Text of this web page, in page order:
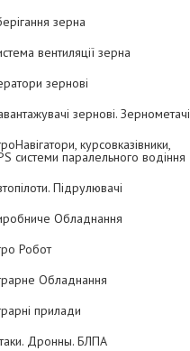
зерна
вентиляції зерна
зернові
зернові. Зернометачі
курсовказівники,
системи паралельного водіння
Підрулювачі
Обладнання
Робот
Обладнання
прилади
Дронны. БЛПА